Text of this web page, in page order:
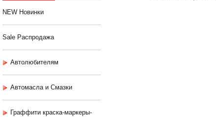
NEW Новинки
Sale Распродажа
Автолюбителям
Автомасла и Смазки
Граффити краска-маркеры-